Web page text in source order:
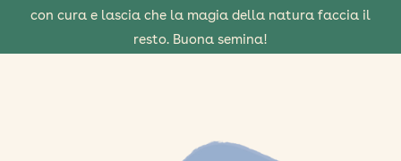
con cura e lascia che la magia della natura faccia il
resto. Buona semina!